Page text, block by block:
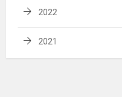
2022
2021